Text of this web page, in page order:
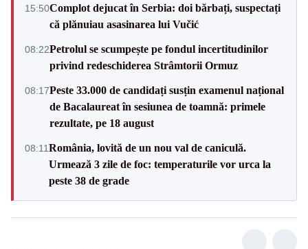
15:50Complot dejucat în Serbia: doi bărbați, suspectați
că plănuiau asasinarea lui Vučić
08:22Petrolul se scumpește pe fondul incertitudinilor
privind redeschiderea Strâmtorii Ormuz
08:17Peste 33.000 de candidați susțin examenul național
de Bacalaureat în sesiunea de toamnă: primele
rezultate, pe 18 august
08:11România, lovită de un nou val de caniculă.
Urmează 3 zile de foc: temperaturile vor urca la
peste 38 de grade